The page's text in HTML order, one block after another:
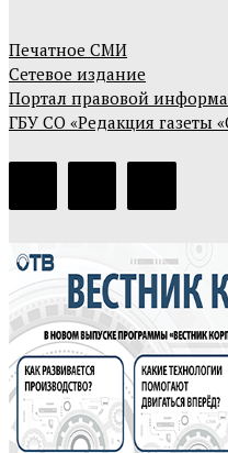
Печатное СМИ
Сетевое издание
Портал правовой
ГБУ СО «Редакция газеты